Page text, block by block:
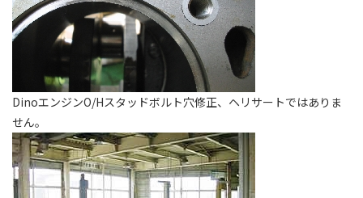
DinoエンジンO/Hスタッドボルト穴修正、ヘリサートではありま
せん。